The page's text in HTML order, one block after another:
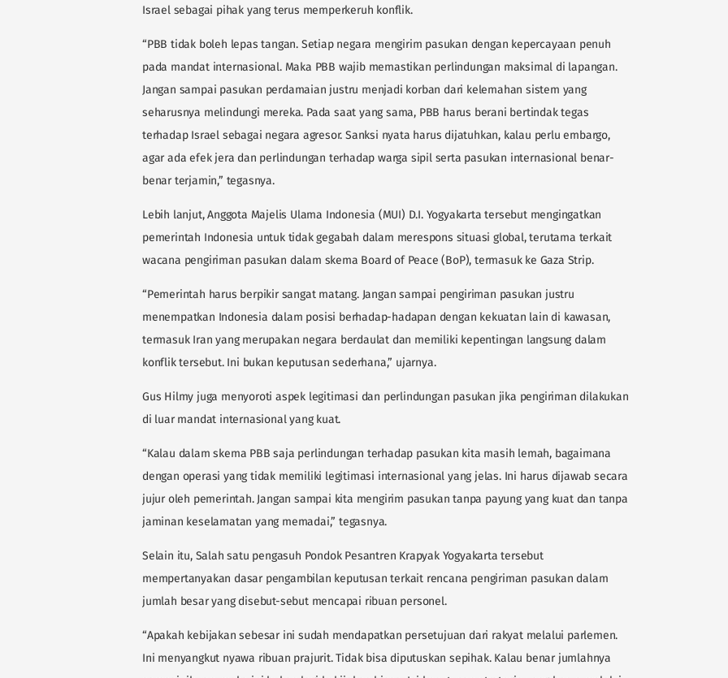
Israel sebagai pihak yang terus memperkeruh konflik.
“PBB tidak boleh lepas tangan. Setiap negara mengirim pasukan dengan kepercayaan penuh
pada mandat internasional. Maka PBB wajib memastikan perlindungan maksimal di lapangan.
Jangan sampai pasukan perdamaian justru menjadi korban dari kelemahan sistem yang
seharusnya melindungi mereka. Pada saat yang sama, PBB harus berani bertindak tegas
terhadap Israel sebagai negara agresor. Sanksi nyata harus dijatuhkan, kalau perlu embargo,
agar ada efek jera dan perlindungan terhadap warga sipil serta pasukan internasional benar-
benar terjamin,” tegasnya.
Lebih lanjut, Anggota Majelis Ulama Indonesia (MUI) D.I. Yogyakarta tersebut mengingatkan
pemerintah Indonesia untuk tidak gegabah dalam merespons situasi global, terutama terkait
wacana pengiriman pasukan dalam skema Board of Peace (BoP), termasuk ke Gaza Strip.
“Pemerintah harus berpikir sangat matang. Jangan sampai pengiriman pasukan justru
menempatkan Indonesia dalam posisi berhadap-hadapan dengan kekuatan lain di kawasan,
termasuk Iran yang merupakan negara berdaulat dan memiliki kepentingan langsung dalam
konflik tersebut. Ini bukan keputusan sederhana,” ujarnya.
Gus Hilmy juga menyoroti aspek legitimasi dan perlindungan pasukan jika pengiriman dilakukan
di luar mandat internasional yang kuat.
“Kalau dalam skema PBB saja perlindungan terhadap pasukan kita masih lemah, bagaimana
dengan operasi yang tidak memiliki legitimasi internasional yang jelas. Ini harus dijawab secara
jujur oleh pemerintah. Jangan sampai kita mengirim pasukan tanpa payung yang kuat dan tanpa
jaminan keselamatan yang memadai,” tegasnya.
Selain itu, Salah satu pengasuh Pondok Pesantren Krapyak Yogyakarta tersebut
mempertanyakan dasar pengambilan keputusan terkait rencana pengiriman pasukan dalam
jumlah besar yang disebut-sebut mencapai ribuan personel.
“Apakah kebijakan sebesar ini sudah mendapatkan persetujuan dari rakyat melalui parlemen.
Ini menyangkut nyawa ribuan prajurit. Tidak bisa diputuskan sepihak. Kalau benar jumlahnya